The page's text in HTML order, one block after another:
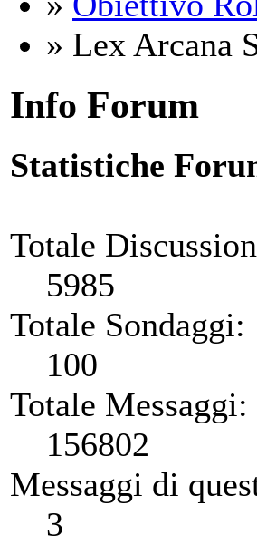
» Lex Arcana
Info Forum
Statistiche
Totale
5985
Totale Sondaggi:
100
Totale Messaggi:
156802
Messaggi di
3